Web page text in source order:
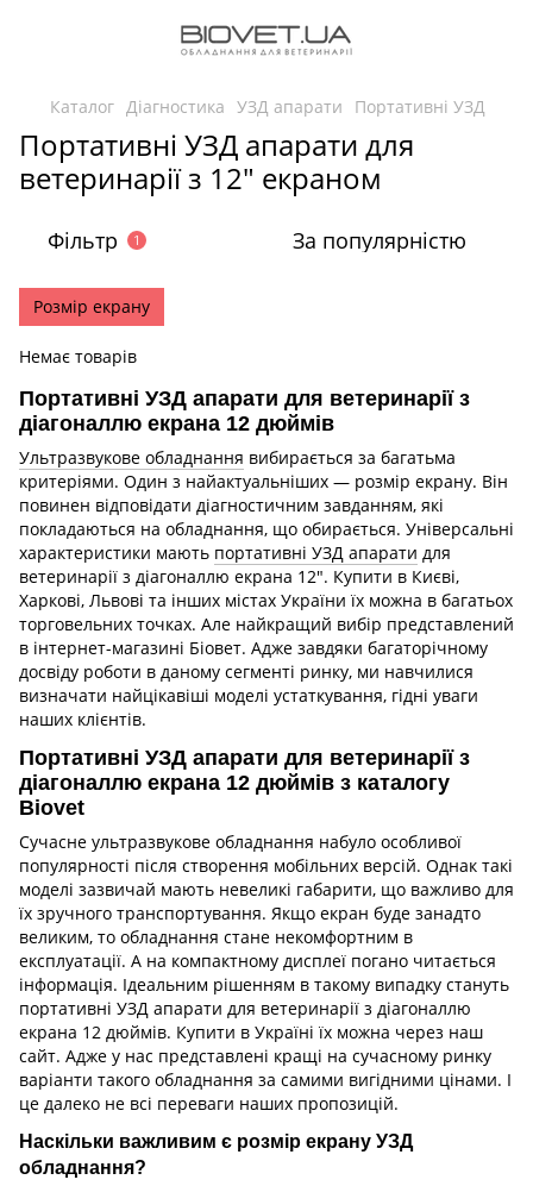
Каталог Діагностика УЗД апарати Портативні УЗД
Портативні УЗД апарати для
ветеринарії з 12" екраном
Фільтр 1 За популярністю
Розмір екрану
Немає товарів
Портативні УЗД апарати для ветеринарії з
діагоналлю екрана 12 дюймів
Ультразвукове обладнання вибирається за багатьма
критеріями. Один з найактуальніших — розмір екрану. Він
повинен відповідати діагностичним завданням, які
покладаються на обладнання, що обирається. Універсальні
характеристики мають портативні УЗД апарати для
ветеринарії з діагоналлю екрана 12". Купити в Києві,
Харкові, Львові та інших містах України їх можна в багатьох
торговельних точках. Але найкращий вибір представлений
в інтернет-магазині Біовет. Адже завдяки багаторічному
досвіду роботи в даному сегменті ринку, ми навчилися
визначати найцікавіші моделі устаткування, гідні уваги
наших клієнтів.
Портативні УЗД апарати для ветеринарії з
діагоналлю екрана 12 дюймів з каталогу
Biovet
Сучасне ультразвукове обладнання набуло особливої
популярності після створення мобільних версій. Однак такі
моделі зазвичай мають невеликі габарити, що важливо для
їх зручного транспортування. Якщо екран буде занадто
великим, то обладнання стане некомфортним в
експлуатації. А на компактному дисплеї погано читається
інформація. Ідеальним рішенням в такому випадку стануть
портативні УЗД апарати для ветеринарії з діагоналлю
екрана 12 дюймів. Купити в Україні їх можна через наш
сайт. Адже у нас представлені кращі на сучасному ринку
варіанти такого обладнання за самими вигідними цінами. І
це далеко не всі переваги наших пропозицій.
Наскільки важливим є розмір екрану УЗД
обладнання?